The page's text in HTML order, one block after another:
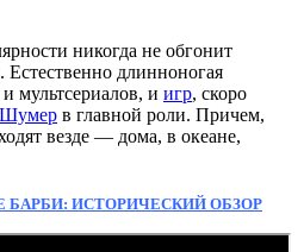
никогда не обгонит
Естественно длинноногая
мультсериалов, и игр, скоро
в главной роли. Причем,
везде — дома, в океане,
ИСТОРИЧЕСКИЙ ОБЗОР